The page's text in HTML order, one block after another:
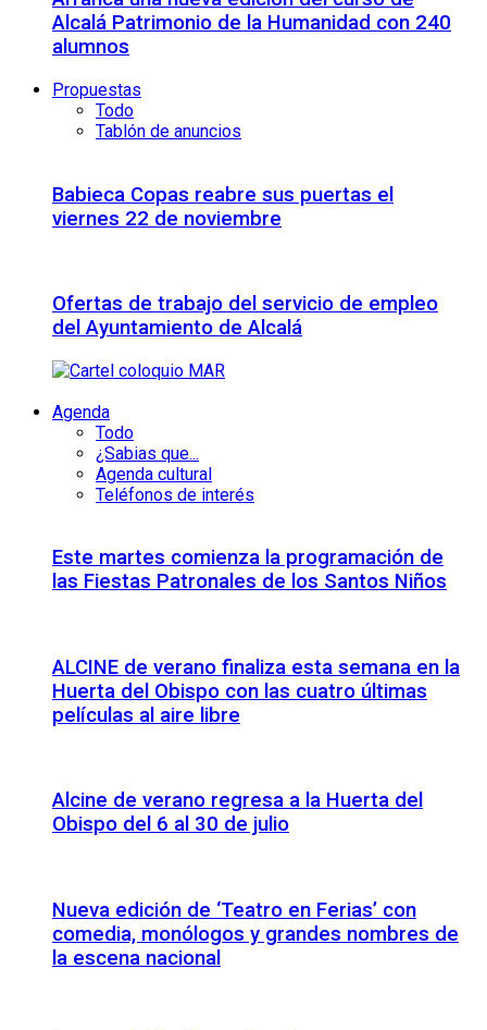
Alcalá Patrimonio de la Humanidad con 240
alumnos
Propuestas
Todo
Tablón de anuncios
Babieca Copas reabre sus puertas el
viernes 22 de noviembre
Ofertas de trabajo del servicio de empleo
del Ayuntamiento de Alcalá
Agenda
Todo
¿Sabias que...
Agenda cultural
Teléfonos de interés
Este martes comienza la programación de
las Fiestas Patronales de los Santos Niños
ALCINE de verano finaliza esta semana en la
Huerta del Obispo con las cuatro últimas
películas al aire libre
Alcine de verano regresa a la Huerta del
Obispo del 6 al 30 de julio
Nueva edición de ‘Teatro en Ferias’ con
comedia, monólogos y grandes nombres de
la escena nacional